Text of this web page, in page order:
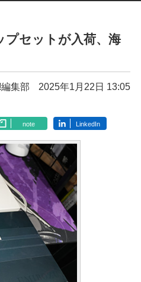
プセットが入荷、海
集部 2025年1月22日 13:05
note LinkedIn